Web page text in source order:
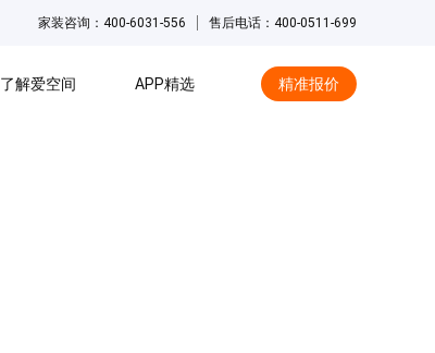
家装咨询：400-6031-556 售后电话：400-0511-699
了解爱空间 APP精选 精准报价